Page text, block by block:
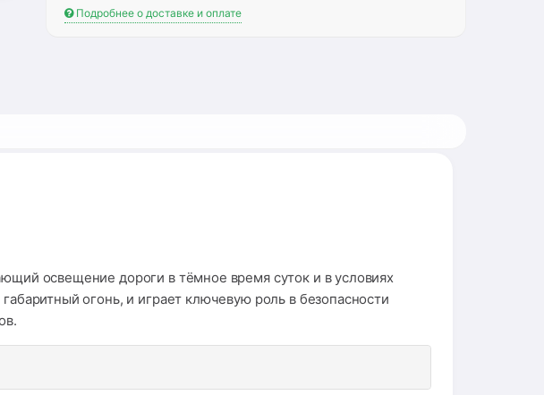
Подробнее о доставке и оплате
освещение дороги в тёмное время суток и в условиях
огонь, и играет ключевую роль в безопасности